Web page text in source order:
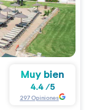
Muy bien
4.4/5
297Opiniones